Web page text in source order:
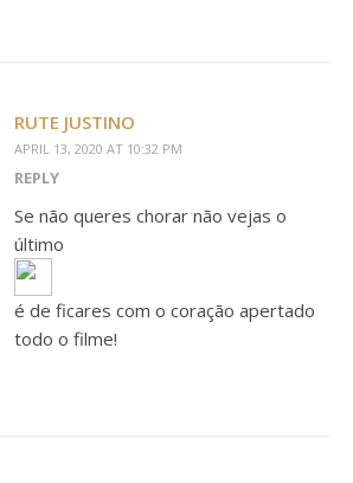
RUTE JUSTINO
APRIL 13, 2020 AT 10:32 PM
REPLY
Se não queres chorar não vejas o
último
é de ficares com o coração apertado
todo o filme!